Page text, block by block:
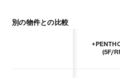
別の物件との比較
(5F/